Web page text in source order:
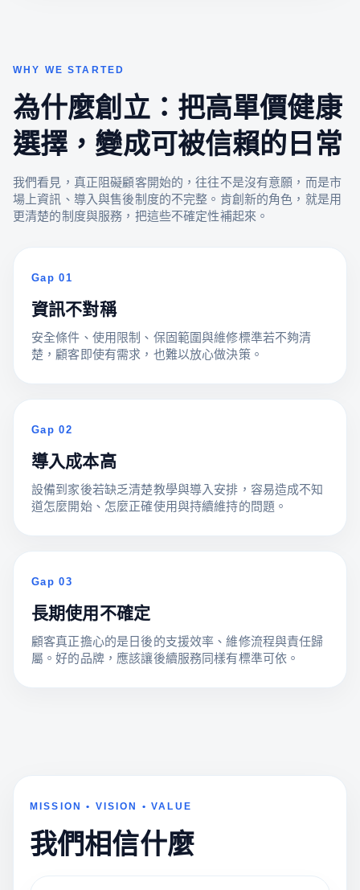
WHY WE STARTED
為什麼創立：把高單價健康
選擇，變成可被信賴的日常
我們看見，真正阻礙顧客開始的，往往不是沒有意願，而是市
場上資訊、導入與售後制度的不完整。肯創新的角色，就是用
更清楚的制度與服務，把這些不確定性補起來。
Gap 01
資訊不對稱
安全條件、使用限制、保固範圍與維修標準若不夠清
楚，顧客即使有需求，也難以放心做決策。
Gap 02
導入成本高
設備到家後若缺乏清楚教學與導入安排，容易造成不知
道怎麼開始、怎麼正確使用與持續維持的問題。
Gap 03
長期使用不確定
顧客真正擔心的是日後的支援效率、維修流程與責任歸
屬。好的品牌，應該讓後續服務同樣有標準可依。
MISSION • VISION • VALUE
我們相信什麼